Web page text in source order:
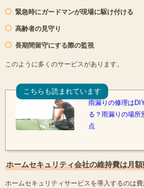
緊急時にガードマンが現場に駆け付ける
高齢者の見守り
長期間留守にする際の監視
このように多くのサービスがあります。
こちらも読まれています
雨漏りの修理は
る？雨漏りの場所
点
ホームセキュリティ会社の維持費は月
ホームセキュリティサービスを導入するのは